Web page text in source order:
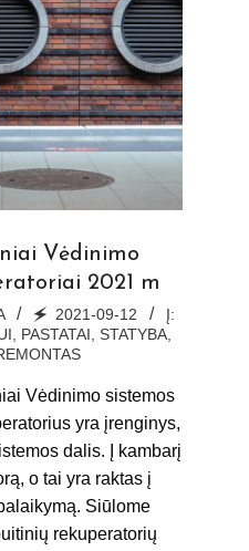
Vėdinimo
2021 m
🗲 2021-09-12
Į:
PASTATAI STATYBA,
Vėdinimo sistemos
yra įrenginys,
dalis. Į kambarį
o tai yra raktas į
Siūlome
rekuperatorių